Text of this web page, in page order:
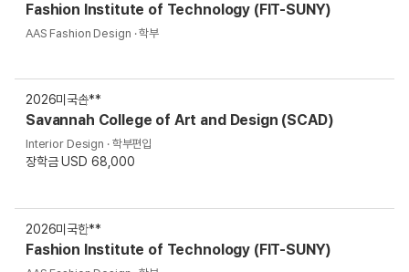
Fashion Institute of Technology (FIT-SUNY)
AAS Fashion Design · 학부
2026미국손**
Savannah College of Art and Design (SCAD)
Interior Design · 학부편입
장학금 USD 68,000
2026미국한**
Fashion Institute of Technology (FIT-SUNY)